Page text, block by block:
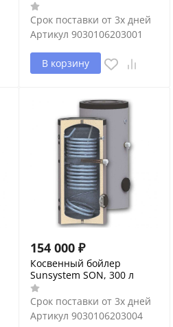
Срок поставки от 3х дней
Артикул 9030106203001
В корзину
154 000 ₽
Косвенный бойлер
Sunsystem SON, 300 л
Срок поставки от 3х дней
Артикул 9030106203004